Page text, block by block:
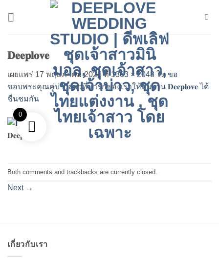
𝐃𝐞𝐞𝐩𝐥𝐨𝐯𝐞
เผยแพร่ 17 พฤษภาคม 2026ที่1363 × 2048 ใน ขอ
ขอบพระคุณคู่บ่าวสาวที่น่ารักของเราให้ทีมงาน 𝐃𝐞𝐞𝐩𝐥𝐨𝐯𝐞 ได้
ชื่นชมกัน
𝐃𝐞𝐞𝐩𝐥𝐨𝐯𝐞
Both comments and trackbacks are currently closed.
Next →
เกี่ยวกับเรา
0